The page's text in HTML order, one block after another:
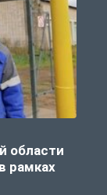
области
рамках